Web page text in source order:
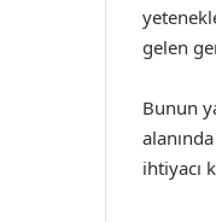
gelen
Bunun
ihtiyacı